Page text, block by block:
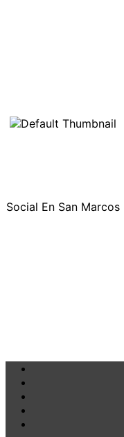
Social En San Marcos